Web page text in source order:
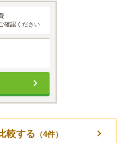
確認ください
較する （4件）